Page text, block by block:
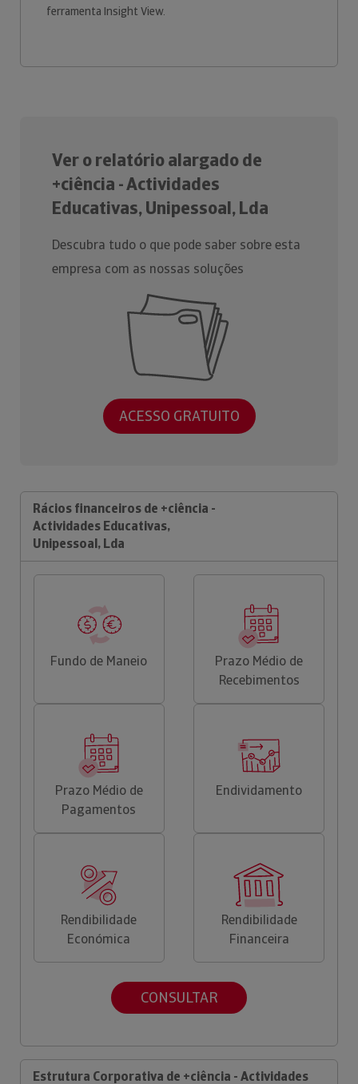
ferramenta Insight View.
Ver o relatório alargado de
+ciência - Actividades
Educativas, Unipessoal, Lda
Descubra tudo o que pode saber sobre esta
empresa com as nossas soluções
ACESSO GRATUITO
Rácios financeiros de +ciência -
Actividades Educativas,
Unipessoal, Lda
Fundo de Maneio
Prazo Médio de
Recebimentos
Prazo Médio de
Pagamentos
Endividamento
Rendibilidade
Económica
Rendibilidade
Financeira
CONSULTAR
Estrutura Corporativa de +ciência - Actividades